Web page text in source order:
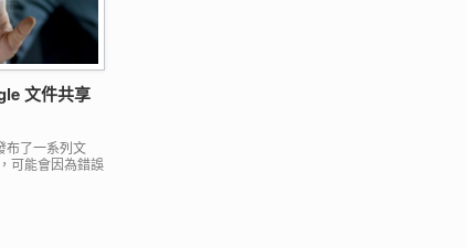
文件共享
布了一系列文
可能會因為錯誤